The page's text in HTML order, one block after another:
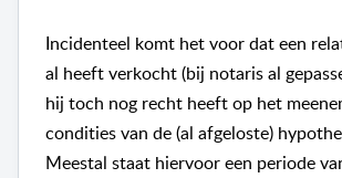
Incidenteel komt het voor dat een
al heeft verkocht (bij notaris al
hij toch nog recht heeft op het
condities van de (al afgeloste)
Meestal staat hiervoor een periode